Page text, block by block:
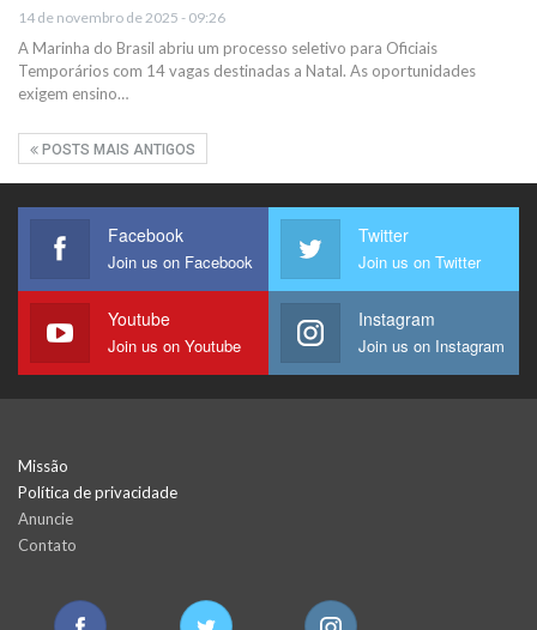
14 de novembro de 2025 - 09:26
A Marinha do Brasil abriu um processo seletivo para Oficiais
Temporários com 14 vagas destinadas a Natal. As oportunidades
exigem ensino…
POSTS MAIS ANTIGOS
Facebook
Join us on Facebook
Twitter
Join us on Twitter
Youtube
Join us on Youtube
Instagram
Join us on Instagram
Missão
Política de privacidade
Anuncie
Contato